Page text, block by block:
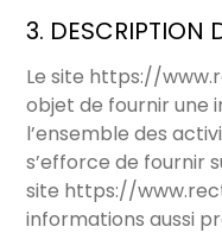
3. DESCRIPTION
Le site https://
objet de fournir une
l’ensemble des
s’efforce de fournir
site https://
informations aussi